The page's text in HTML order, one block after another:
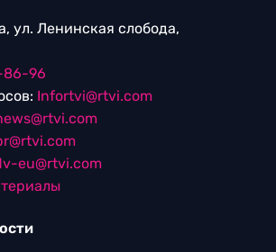
ул. Ленинская слобода,
86-96
Infortvi@rtvi.com
eu@rtvi.com